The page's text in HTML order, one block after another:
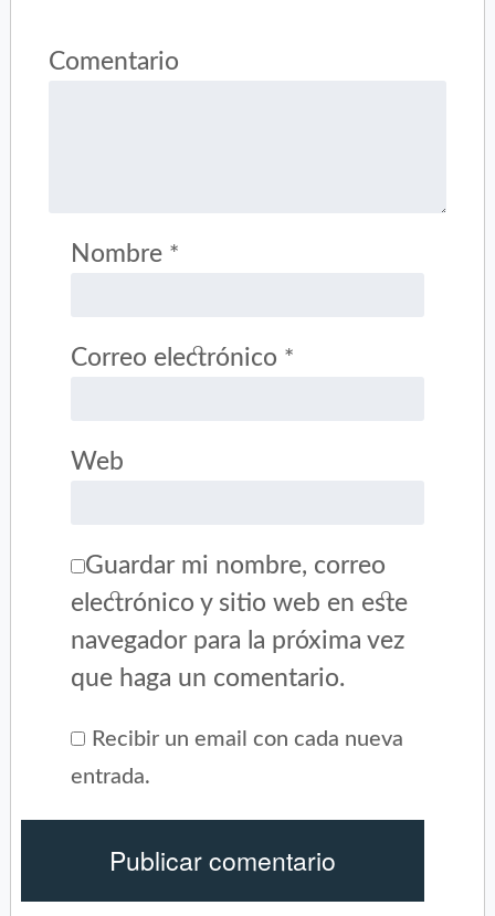
Comentario
Nombre *
Correo electrónico *
Web
Guardar mi nombre, correo
electrónico y sitio web en este
navegador para la próxima vez
que haga un comentario.
Recibir un email con cada nueva
entrada.